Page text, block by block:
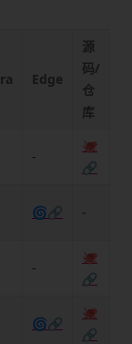
Edge
源
码/
仓
库
-
🐙
🔗
🌀🔗 -
-
🐙
🔗
🌀🔗
🐙
🔗